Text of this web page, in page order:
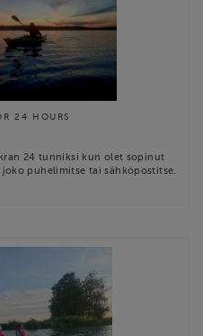
24 HOURS
24 tunniksi kun olet sopinut
puhelimitse tai sähköpostitse.